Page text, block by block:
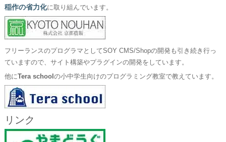
稲作の省力化に取り組んでいます。
フリーランスのプログラマとしてSOY CMS/Shopの開発も引き続き行っ
ていますので、サイト構築やプラグインの開発をしています。
他にTera school の小中学生向けのプログラミング教室で教えています。
リンク